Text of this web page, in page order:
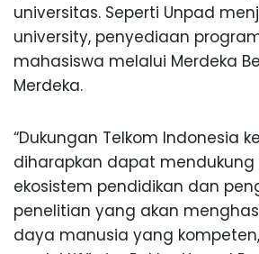
universitas. Seperti Unpad
university, penyediaan
mahasiswa melalui Merdeka
Merdeka.
“Dukungan Telkom Indonesia
diharapkan dapat
ekosistem pendidikan dan
penelitian yang akan
daya manusia yang